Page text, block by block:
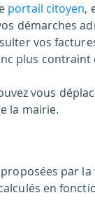
portail citoyen,
démarches
vos
plus
vous
la mairie.
par
en